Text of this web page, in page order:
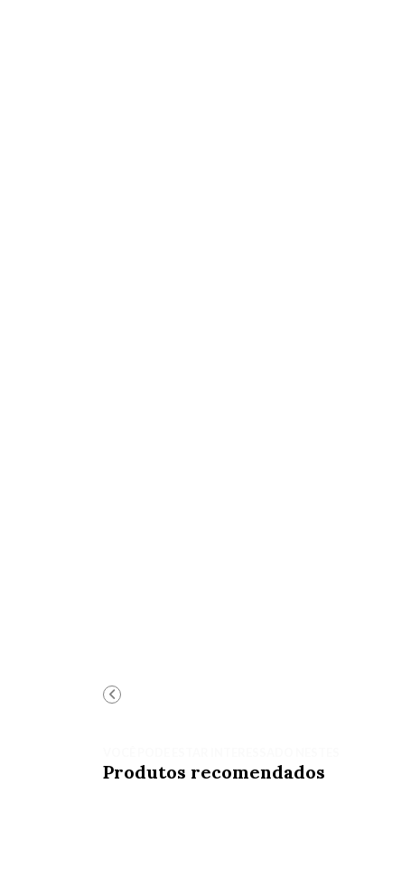
Produtos recomendados